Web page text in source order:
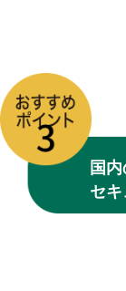
国
セ